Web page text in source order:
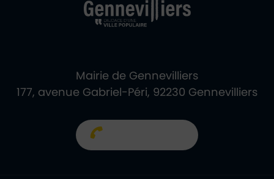
Mairie de Gennevilliers
177, avenue Gabriel-Péri, 92230 Gennevilliers